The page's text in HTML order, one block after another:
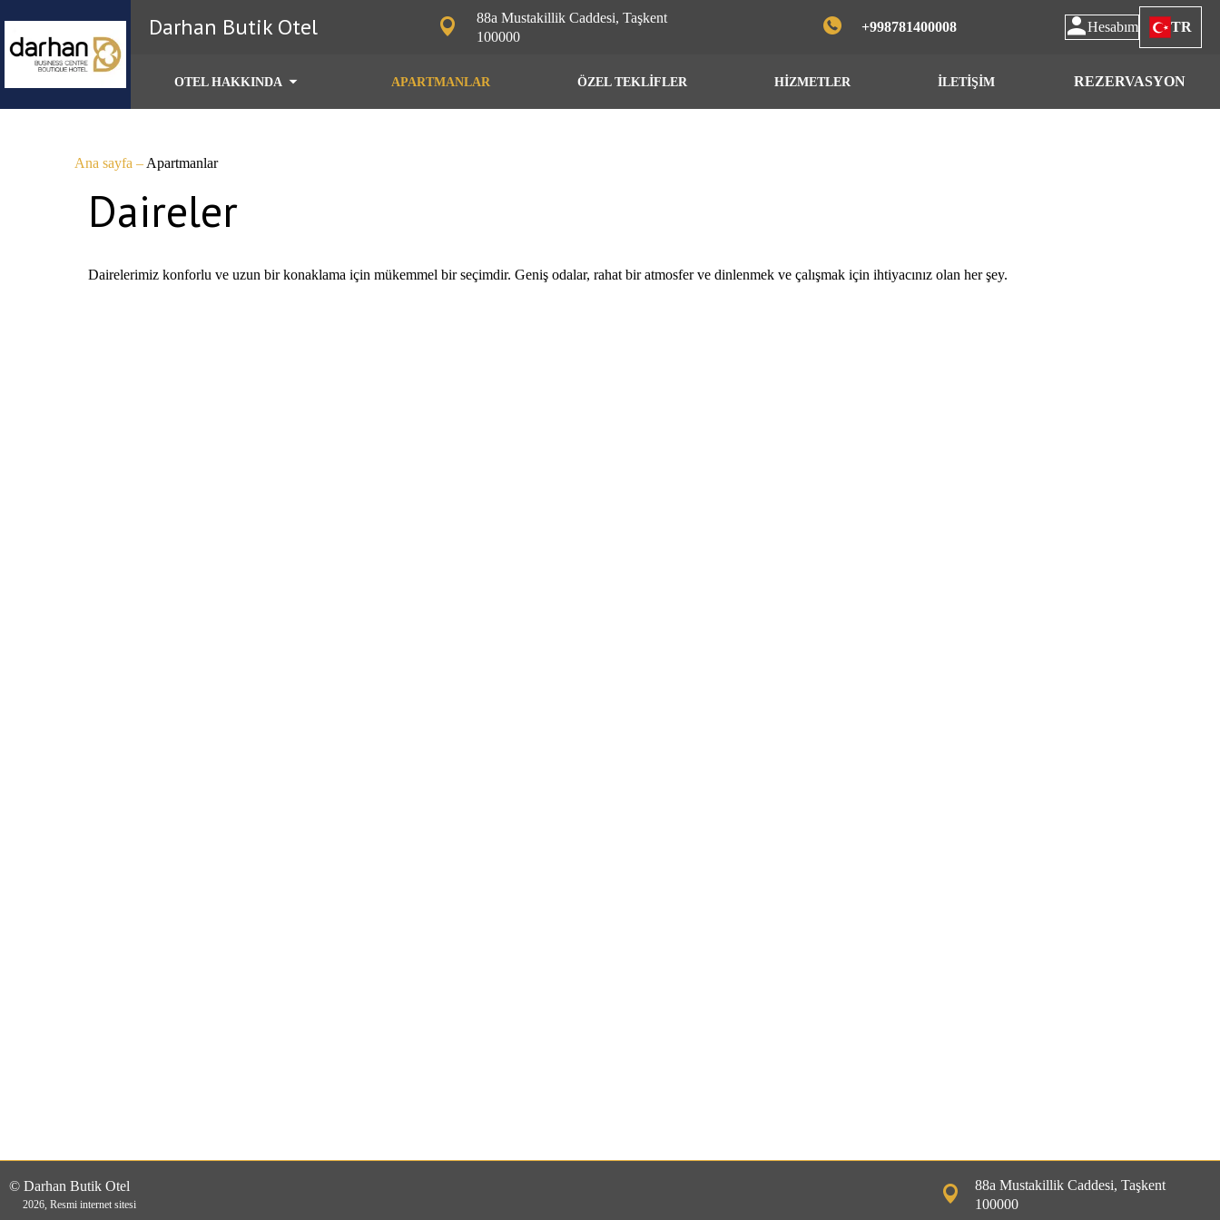
Darhan Butik Otel
88a Mustakillik Caddesi, Taşkent
100000
+998781400008 Hesabım TR
OTEL HAKKINDA APARTMANLAR ÖZEL TEKLİFLER HİZMETLER İLETİŞİM REZERVASYON
Ana sayfa – Apartmanlar
Daireler
Dairelerimiz konforlu ve uzun bir konaklama için mükemmel bir seçimdir. Geniş odalar, rahat bir atmosfer ve dinlenmek ve çalışmak için ihtiyacınız olan her şey.
© Darhan Butik Otel
2026, Resmi internet sitesi
88a Mustakillik Caddesi, Taşkent
100000